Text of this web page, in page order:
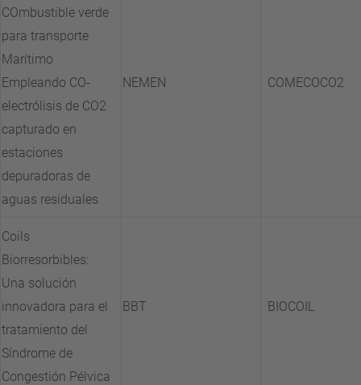
COmbustible verde
para transporte
Marítimo
Empleando CO-
electrólisis de CO2
capturado en
estaciones
depuradoras de
aguas residuales
NEMEN COMECOCO2
Coils
Biorresorbibles:
Una solución
innovadora para el
tratamiento del
Síndrome de
Congestión Pélvica
BBT BIOCOIL